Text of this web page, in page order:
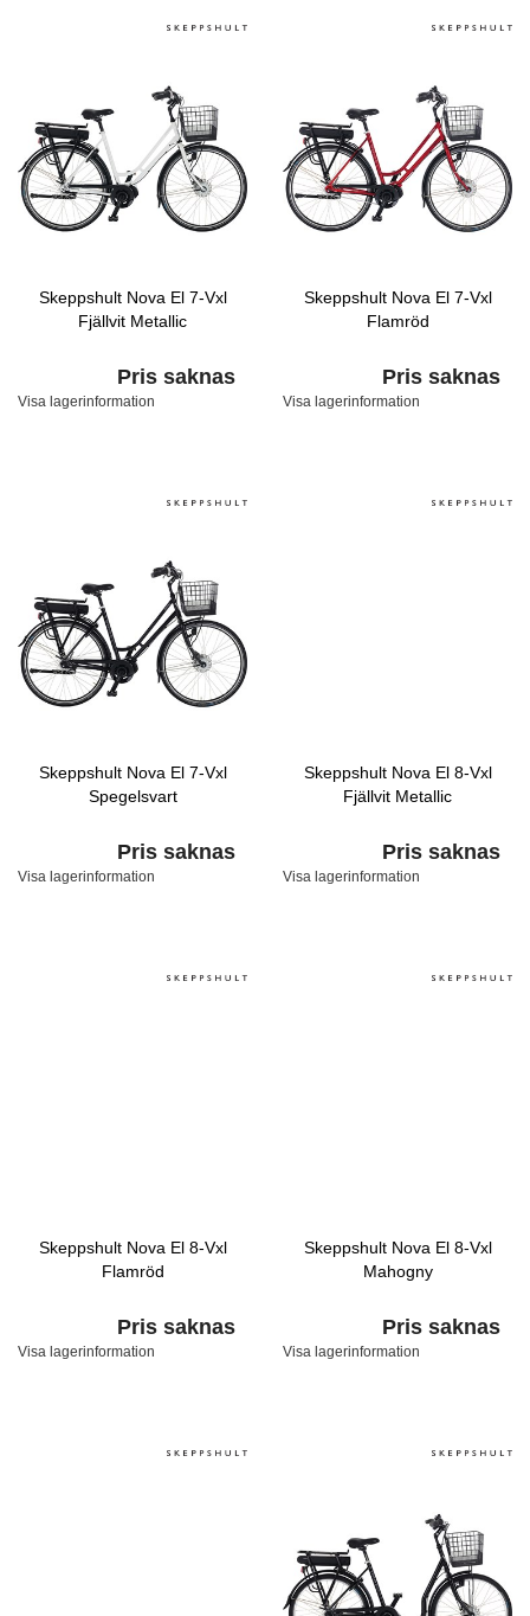
Skeppshult Nova El 7-Vxl
Fjällvit Metallic
Pris saknas
Visa lagerinformation
Skeppshult Nova El 7-Vxl
Flamröd
Pris saknas
Visa lagerinformation
Skeppshult Nova El 7-Vxl
Spegelsvart
Pris saknas
Visa lagerinformation
Skeppshult Nova El 8-Vxl
Fjällvit Metallic
Pris saknas
Visa lagerinformation
Skeppshult Nova El 8-Vxl
Flamröd
Pris saknas
Visa lagerinformation
Skeppshult Nova El 8-Vxl
Mahogny
Pris saknas
Visa lagerinformation